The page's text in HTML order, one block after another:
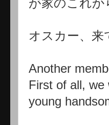
が家のこれか
オスカー、
Another
First of all,
young